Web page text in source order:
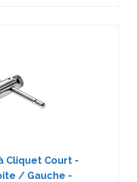
Cliquet Court -
/ Gauche -